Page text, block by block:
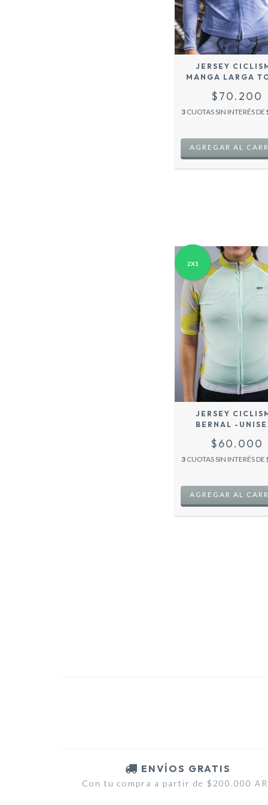
JERSEY
MANGA LARGA
$70.200
3 CUOTAS SIN INTERÉS DE
AGREGAR AL
2X1
JERSEY
BERNAL -
$60.000
3 CUOTAS SIN INTERÉS DE
AGREGAR AL
ENVÍOS GRATIS
Con tu compra a partir de $200.000